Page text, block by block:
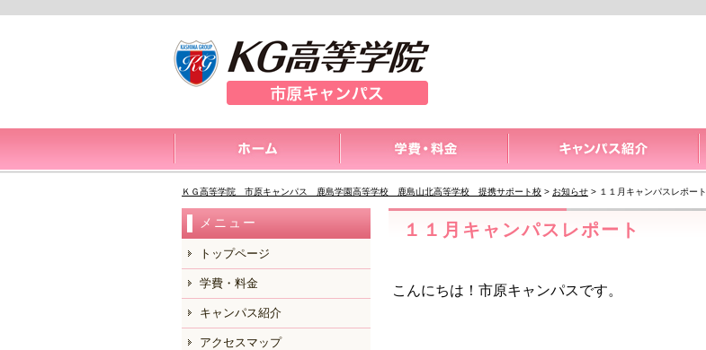
ＫＧ高等学院 市原キャンパス 鹿島学園高等学校 鹿島山北高等学校 提携サポート校 > お知らせ > １１月キャンパスレポート
１１月キャンパスレポート
こんにちは！市原キャンパスです。
メニュー
トップページ
学費・料金
キャンパス紹介
アクセスマップ